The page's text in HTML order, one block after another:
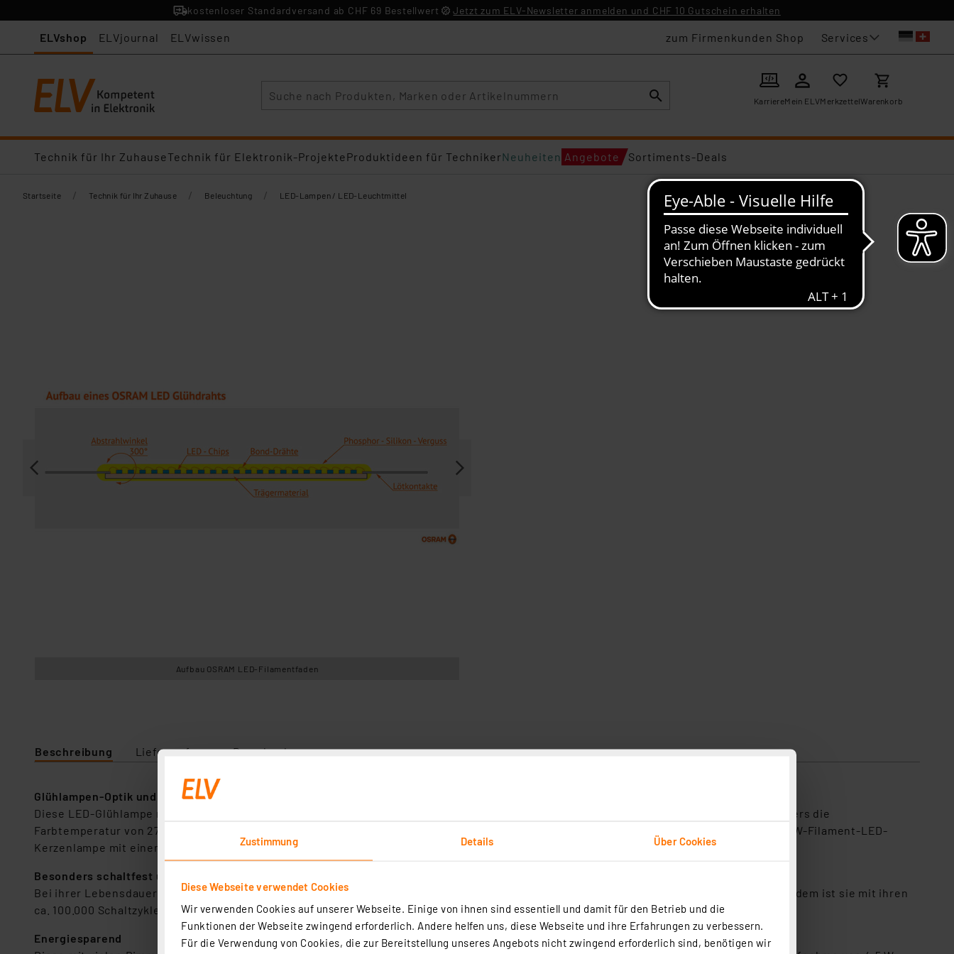
Zustimmung Details Über Cookies
Diese Webseite verwendet Cookies
Wir verwenden Cookies auf unserer Webseite. Einige von ihnen sind essentiell und damit für den Betrieb und die
Funktionen der Webseite zwingend erforderlich. Andere helfen uns, diese Webseite und ihre Erfahrungen zu verbessern.
Für die Verwendung von Cookies, die zur Bereitstellung unseres Angebots nicht zwingend erforderlich sind, benötigen wir
kostenloser Standardversand ab CHF 69 Bestellwert Jetzt zum ELV-Newsletter anmelden und CHF 10 Gutschein erhalten
ELVshop ELVjournal ELVwissen zum Firmenkunden Shop Services
KarriereMein ELVMerkzettelWarenkorb
Technik für Ihr ZuhauseTechnik für Elektronik-ProjekteProduktideen für TechnikerNeuheiten Angebote Sortiments-Deals
Startseite / Technik für Ihr Zuhause / Beleuchtung / LED-Lampen / LED-Leuchtmittel
Aufbau OSRAM LED-Filamentfaden
Beschreibung Lieferumfang Downloads
Glühlampen-Optik und gutes Licht
Diese LED-Glühlampe mit Filament-Technologie gleicht in ihren Abmessungen und ihrer Optik der klassischen Kerzen-Glühlampe. Besonders die
Farbtemperatur von 2700 K entspricht genau dem Wert von klassischen Glüh- und Halogenlampen. Darüber hinaus verfügt die OSRAM 4,5-W-Filament-LED-
Kerzenlampe mit einem Wert von 80 Ra über eine gute Farbwiedergabe.
Besonders schaltfest und langlebig
Bei ihrer Lebensdauer von 20.000 h und einer angenommenen Betriebszeit pro Tag von 3 h hält die LED-Filament-Lampe 18,3 Jahre. Außerdem ist sie mit ihren
ca. 100.000 Schaltzyklen besonders schaltfest und daher besonders für Leuchten geeignet, die häufig ein- und ausgeschaltet werden.
Energiesparend